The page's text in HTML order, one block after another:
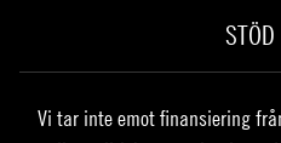
STÖD
Vi tar inte emot finansiering